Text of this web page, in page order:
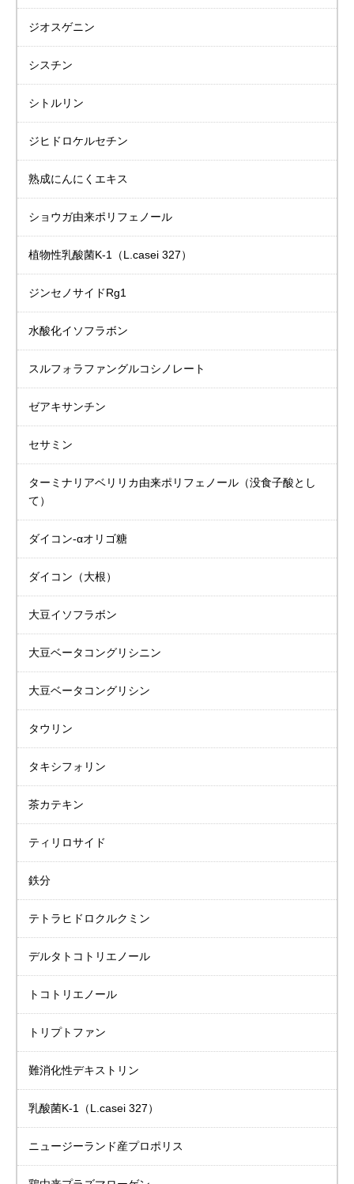
ジオスゲニン
シスチン
シトルリン
ジヒドロケルセチン
熟成にんにくエキス
ショウガ由来ポリフェノール
植物性乳酸菌K-1 （L.casei 327）
ジンセノサイドRg1
水酸化イソフラボン
スルフォラファングルコシノレート
ゼアキサンチン
セサミン
ターミナリアベリリカ由来ポリフェノール （没食子酸とし
て）
ダイコン-αオリゴ糖
ダイコン（大根）
大豆イソフラボン
大豆ベータコングリシニン
大豆ベータコングリシン
タウリン
タキシフォリン
茶カテキン
ティリロサイド
鉄分
テトラヒドロクルクミン
デルタトコトリエノール
トコトリエノール
トリプトファン
難消化性デキストリン
乳酸菌K-1 （L.casei 327）
ニュージーランド産プロポリス